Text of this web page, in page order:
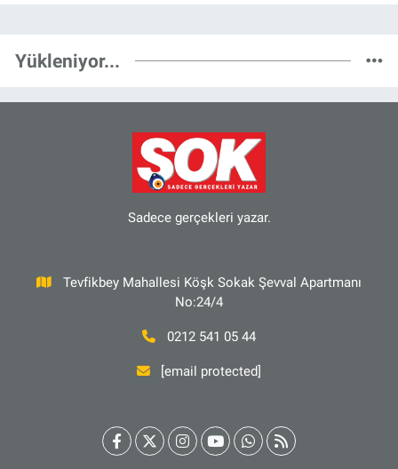
Yükleniyor...
Sadece gerçekleri yazar.
Tevfikbey Mahallesi Köşk Sokak Şevval Apartmanı
No:24/4
0212 541 05 44
[email protected]